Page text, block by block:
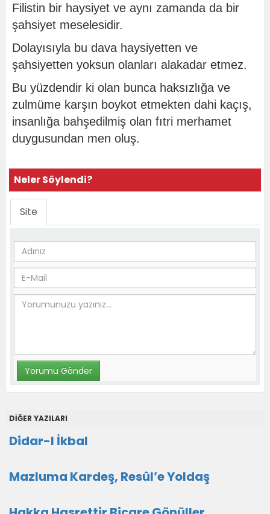
Filistin bir haysiyet ve aynı zamanda da bir
şahsiyet meselesidir.
Dolayısıyla bu dava haysiyetten ve
şahsiyetten yoksun olanları alakadar etmez.
Bu yüzdendir ki olan bunca haksızlığa ve
zulmüme karşın boykot etmekten dahi kaçış,
insanlığa bahşedilmiş olan fıtri merhamet
duygusundan men oluş.
Neler Söylendi?
Site
DİĞER YAZILARI
Didar-I İkbal
Mazluma Kardeş, Resûl’e Yoldaş